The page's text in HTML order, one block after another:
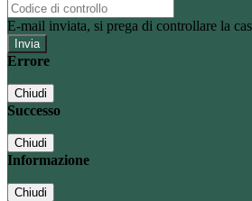
E-mail inviata, si prega di controllare la
Errore
Chiudi
Successo
Chiudi
Informazione
Chiudi